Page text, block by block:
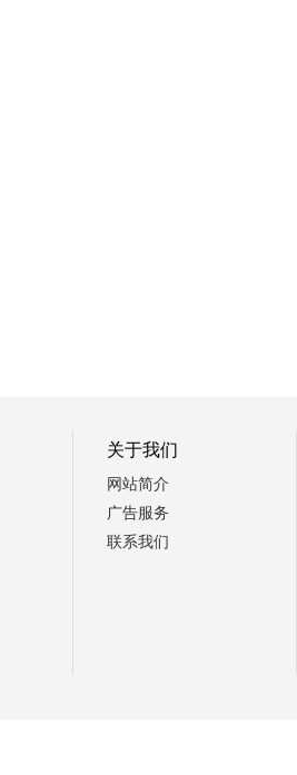
关于我们
网站简介
广告服务
联系我们